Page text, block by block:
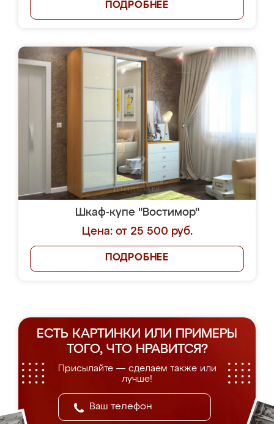
ПОДРОБНЕЕ
Шкаф-купе "Востимор"
Цена: от 25 500 руб.
ПОДРОБНЕЕ
ЕСТЬ КАРТИНКИ ИЛИ ПРИМЕРЫ
ТОГО, ЧТО НРАВИТСЯ?
Присылайте — сделаем также или
лучше!